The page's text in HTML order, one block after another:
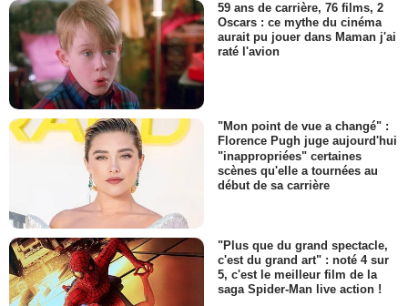
59 ans de carrière, 76 films, 2
Oscars : ce mythe du cinéma
aurait pu jouer dans Maman j'ai
raté l'avion
"Mon point de vue a changé" :
Florence Pugh juge aujourd'hui
"inappropriées" certaines
scènes qu'elle a tournées au
début de sa carrière
"Plus que du grand spectacle,
c'est du grand art" : noté 4 sur
5, c'est le meilleur film de la
saga Spider-Man live action !